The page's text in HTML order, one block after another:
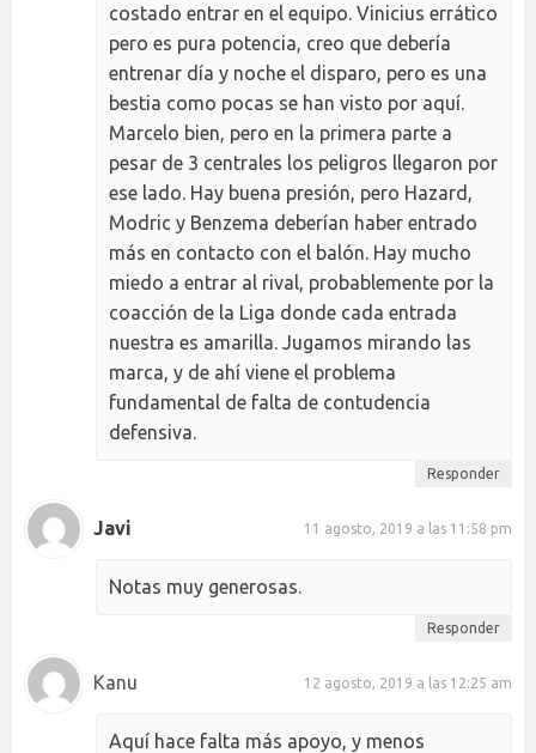
costado entrar en el equipo. Vinicius errático
pero es pura potencia, creo que debería
entrenar día y noche el disparo, pero es una
bestia como pocas se han visto por aquí.
Marcelo bien, pero en la primera parte a
pesar de 3 centrales los peligros llegaron por
ese lado. Hay buena presión, pero Hazard,
Modric y Benzema deberían haber entrado
más en contacto con el balón. Hay mucho
miedo a entrar al rival, probablemente por la
coacción de la Liga donde cada entrada
nuestra es amarilla. Jugamos mirando las
marca, y de ahí viene el problema
fundamental de falta de contudencia
defensiva.
Responder
Javi 11 agosto, 2019 a las 11:58 pm
Notas muy generosas.
Responder
Kanu 12 agosto, 2019 a las 12:25 am
Aquí hace falta más apoyo, y menos